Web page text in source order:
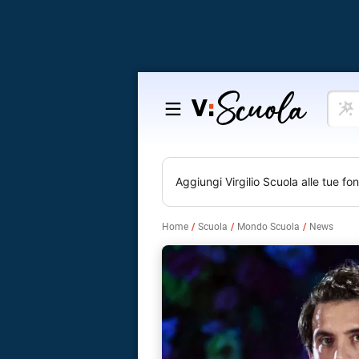
Salta
contenuto
Cosa
vuoi
Aggiungi Virgilio Scuola alle tue
Home Scuola Mondo Scuola News